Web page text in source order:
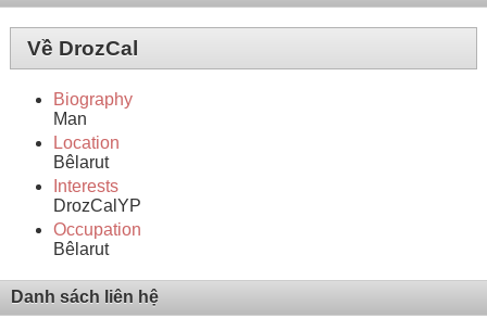
Về DrozCal
Biography
Man
Location
Bêlarut
Interests
DrozCalYP
Occupation
Bêlarut
Danh sách liên hệ